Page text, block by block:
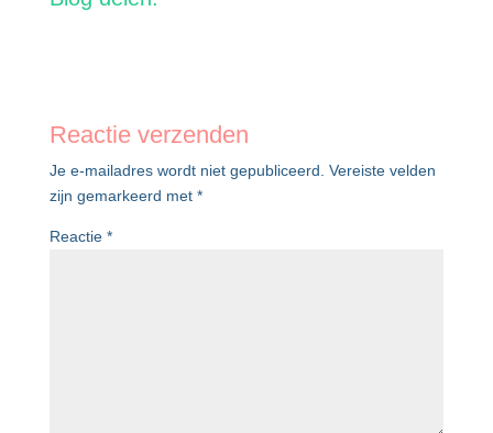
Reactie verzenden
Je e-mailadres wordt niet gepubliceerd. Vereiste velden
zijn gemarkeerd met *
Reactie *